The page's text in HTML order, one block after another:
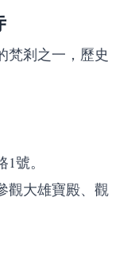
梵剎之一，歷史
號。
觀大雄寶殿、觀